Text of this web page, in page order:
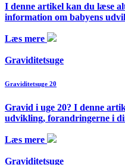
I denne artikel kan du læse
information om babyens
Læs mere
Graviditetsuge
Graviditetsuge 20
Gravid i uge 20? I denne
udvikling, forandringerne i
Læs mere
Graviditetsuge